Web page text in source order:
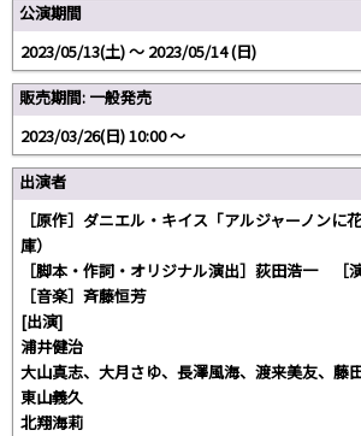
公演期間
2023/05/13(土) 〜 2023/05/14 (日)
販売期間: 一般発売
2023/03/26(日) 10:00 〜
出演者
［原作］ダニエル・キイス「アルジャーノンに
庫）
［脚本・作詞・オリジナル演出］荻田浩一 ［
［音楽］斉藤恒芳
[出演]
浦井健治
大山真志、大月さゆ、長澤風海、渡来美友、藤
東山義久
北翔海莉